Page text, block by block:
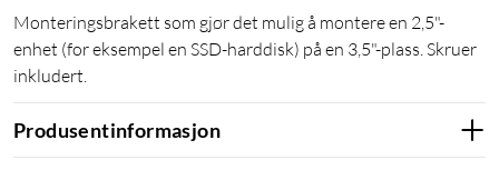
Monteringsbrakett som gjør det mulig å montere en 2,5"-
enhet (for eksempel en SSD-harddisk) på en 3,5"-plass. Skruer
inkludert.
Produsentinformasjon